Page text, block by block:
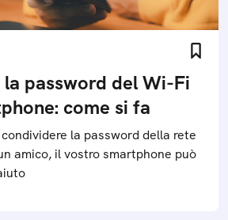
password del Wi-Fi
come si fa
la password della rete
amico, il vostro smartphone può